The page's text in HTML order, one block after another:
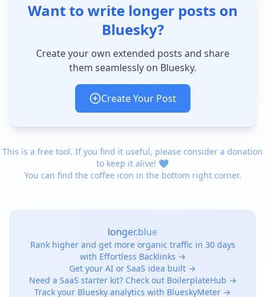
Want to write longer posts on
Bluesky?
Create your own extended posts and share
them seamlessly on Bluesky.
Create Your Post
This is a free tool. If you find it useful, please consider a donation
to keep it alive! 💙
You can find the coffee icon in the bottom right corner.
longer.blue
Rank higher and get more organic traffic in 30 days
with Effortless Backlinks →
Get your AI or SaaS idea built →
Need a SaaS starter kit? Check out BoilerplateHub →
Track your Bluesky analytics with BlueskyMeter →